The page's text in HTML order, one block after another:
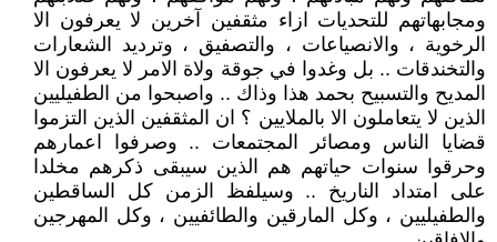
ومجابهاتهم للتحديات ازاء مثقفين آخرين لا يعرفون الا
الرخوية ، والانصياعات ، والتصفيق ، وترديد الشعارات
والتخندقات .. بل وغدوا في جوقة ولاة الامر لا يعرفون الا
المديح والتسبيح بحمد هذا وذاك .. واصبحوا من الطفيليين
الذين لا يتعاملون الا بالملايين ؟ ان المثقفين الذين التزموا
قضايا الناس ومصائر المجتمعات .. وصرفوا اعمارهم
وحرقوا سنوات حياتهم هم الذين سيبقى ذكرهم مخلدا
على امتداد الناريخ .. وسيلفظ الزمن كل الساقطين
والطفيليين ، وكل المارقين والطائفيين ، وكل المهرجين